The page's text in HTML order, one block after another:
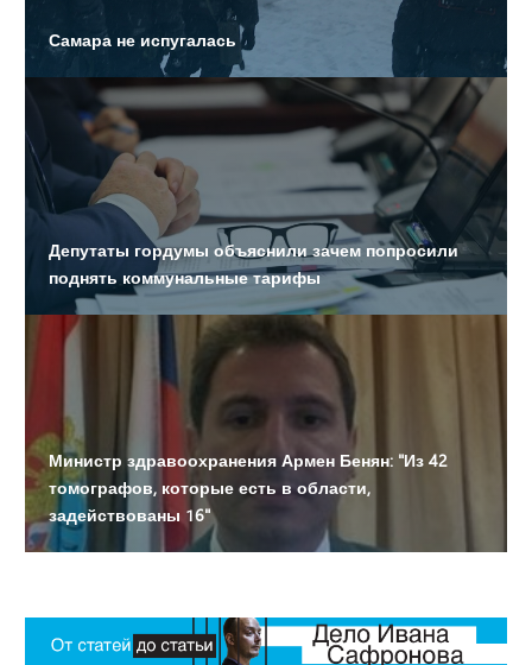
Замглавы Жигулевска стал фигурантом уголовного
дела о посредничестве во взятке на 30 миллионов
Совет директоров ФК «Крылья Советов» останется без
депутата Александра Милеева
Присяжные вынесли вердикт по делу о реабилитации
нацизма
Поправки об увеличении количества депутатов на
зарплате подписал губернатор области
Самара не испугалась
Депутаты гордумы объяснили зачем попросили
поднять коммунальные тарифы
Министр здравоохранения Армен Бенян: "Из 42
томографов, которые есть в области,
задействованы 16"